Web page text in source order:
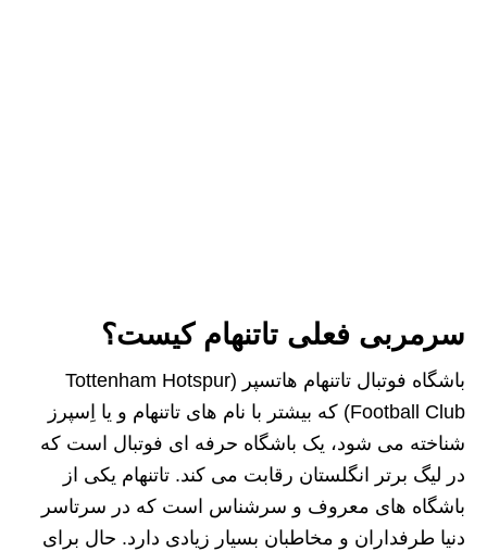
سرمربی فعلی تاتنهام کیست؟
باشگاه فوتبال تاتنهام هاتسپر (Tottenham Hotspur
Football Club) که بیشتر با نام‌ های تاتنهام و یا اِسپرز
شناخته می‌ شود، یک باشگاه حرفه‌ ای فوتبال است که
در لیگ برتر انگلستان رقابت می‌ کند. تاتنهام یکی از
باشگاه‌ های معروف و سرشناس است که در سرتاسر
دنیا طرفداران و مخاطبان بسیار زیادی دارد. حال برای